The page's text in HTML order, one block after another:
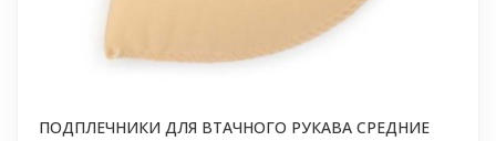
ПОДПЛЕЧНИКИ ДЛЯ ВТАЧНОГО РУКАВА СРЕДНИЕ